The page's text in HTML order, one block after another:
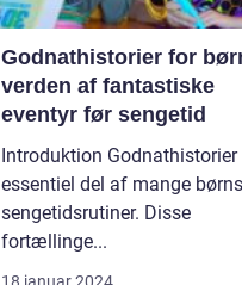
Godnathistorier for
verden af fantastiske
eventyr før sengetid
Introduktion Godnathistorier er en
essentiel del af mange børns
sengetidsrutiner. Disse
fortællinge...
18 januar 2024